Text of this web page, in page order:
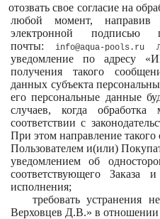
отозвать свое согласие на
любой момент, направив
электронной подписью
почты:
info@aqua-pools. ru
уведомление по адресу
получения такого
данных субъекта
его персональные данные
случаев, когда
соответствии с
При этом направление такого
Пользователем и(или)
уведомлением об
соответствующего Заказа
исполнения;
требовать устранения
Верховцев Д.В.» в